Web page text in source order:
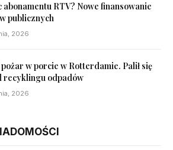
abonamentu RTV? Nowe finansowanie
publicznych
2026
w porcie w Rotterdamie. Palił się
recyklingu odpadów
2026